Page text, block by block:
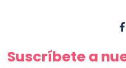
Suscríbete a